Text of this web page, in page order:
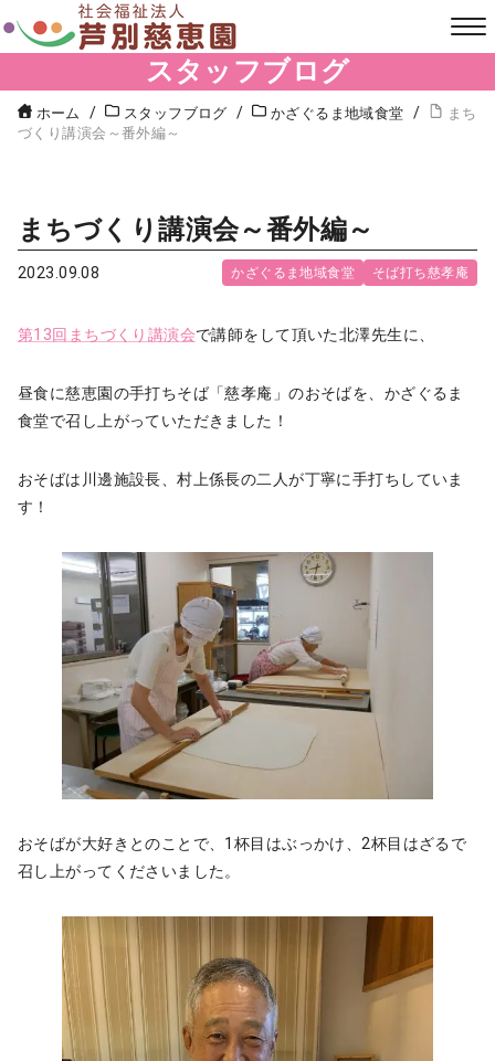
スタッフブログ
ホーム スタッフブログ かざぐるま地域食堂
まち
づくり講演会～番外編～
まちづくり講演会～番外編～
2023.09.08 かざぐるま地域食堂 そば打ち慈孝庵
第13回まちづくり講演会で講師をして頂いた北澤先生に、
昼食に慈恵園の手打ちそば「慈孝庵」のおそばを、かざぐるま
食堂で召し上がっていただきました！
おそばは川邊施設長、村上係長の二人が丁寧に手打ちしていま
す！
おそばが大好きとのことで、1杯目はぶっかけ、2杯目はざるで
召し上がってくださいました。